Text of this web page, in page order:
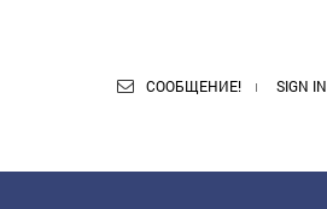
СООБЩЕНИЕ! SIGN IN